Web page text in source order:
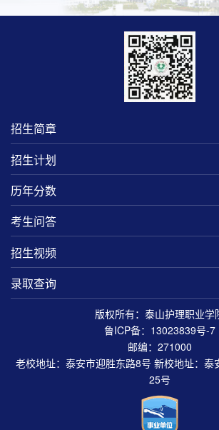
招生简章
招生计划
历年分数
考生问答
招生视频
录取查询
版权所有：泰山护理职业学
鲁ICP备：13023839号-7
邮编：271000
老校地址：泰安市迎胜东路8号 新校地址：泰
25号